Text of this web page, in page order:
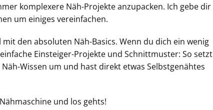
komplexere Näh-Projekte anzupacken. Ich gebe dir
um einiges vereinfachen.
den absoluten Näh-Basics. Wenn du dich ein wenig
Einsteiger-Projekte und Schnittmuster: So setzt
Wissen um und hast direkt etwas Selbstgenähtes
und los gehts!